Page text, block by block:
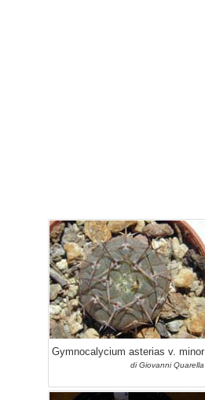
Gymnocalycium asterias v. minor
di Giovanni Quarella